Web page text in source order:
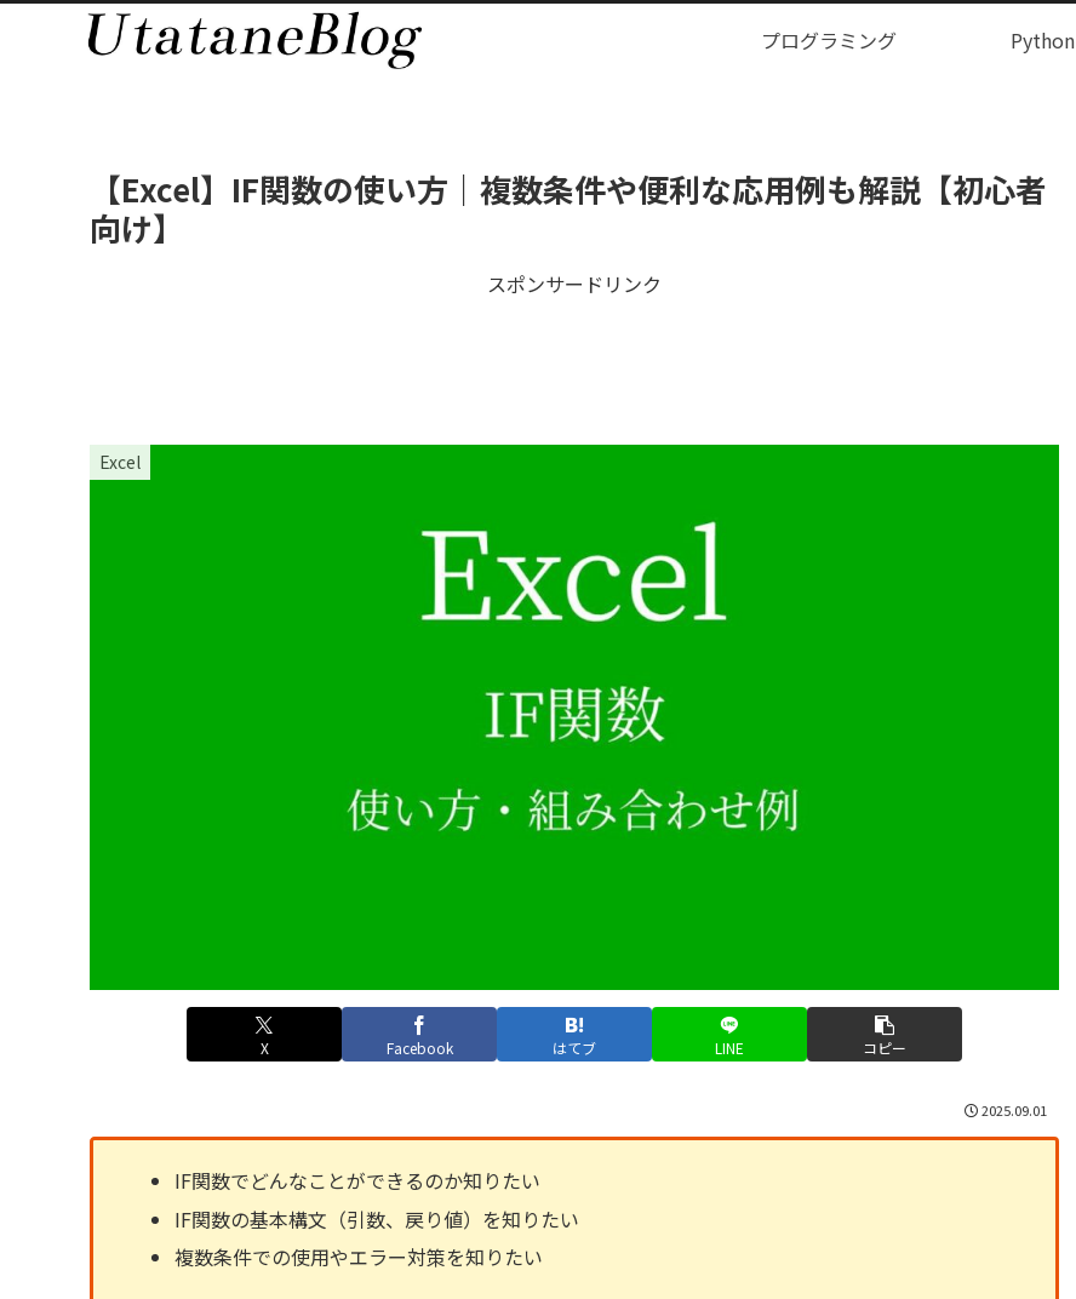
プログラミング Python
【Excel】IF関数の使い方｜複数条件や便利な応用例も解説【初心者
向け】
スポンサードリンク
Excel
X Facebook はてブ LINE コピー
2025.09.01
IF関数でどんなことができるのか知りたい
IF関数の基本構文（引数、戻り値）を知りたい
複数条件での使用やエラー対策を知りたい